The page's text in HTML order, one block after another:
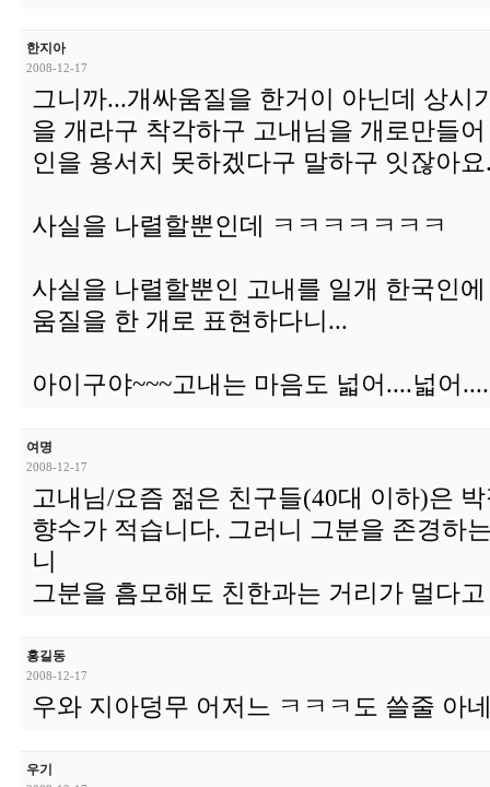
한지아
2008-12-17
그니까...개싸움질을 한거이 아닌데 상시
을 개라구 착각하구 고내님을 개로만들
인을 용서치 못하겠다구 말하구 잇잖아요
사실을 나렬할뿐인데 ㅋㅋㅋㅋㅋㅋㅋ
사실을 나렬할뿐인 고내를 일개 한국인
움질을 한 개로 표현하다니...
아이구야~~~고내는 마음도 넓어....넓어
여명
2008-12-17
고내님/요즘 젊은 친구들(40대 이하)은
향수가 적습니다. 그러니 그분을 존경하
니
그분을 흠모해도 친한과는 거리가 멀다
홍길동
2008-12-17
우와 지아덩무 어저느 ㅋㅋㅋ도 쓸줄 아
우기